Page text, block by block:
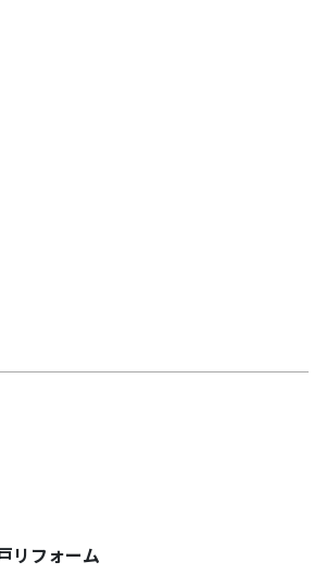
リフォーム